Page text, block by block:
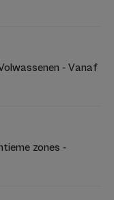
- Vanaf
zones -